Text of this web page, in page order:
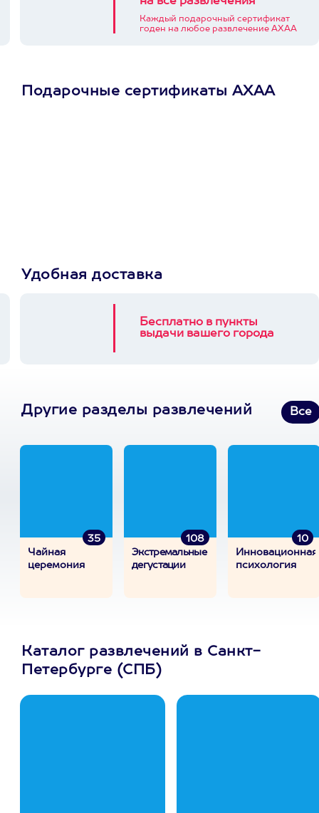
Каждый подарочный сертификат
годен на любое развлечение АХАА
Подарочные сертификаты АХАА
Удобная доставка
Бесплатно в пункты
выдачи вашего города
Другие разделы развлечений Все
35
Чайная
церемония
108
Экстремальные
дегустации
10
Инновационная
психология
Каталог развлечений в Санкт-
Петербурге (СПБ)